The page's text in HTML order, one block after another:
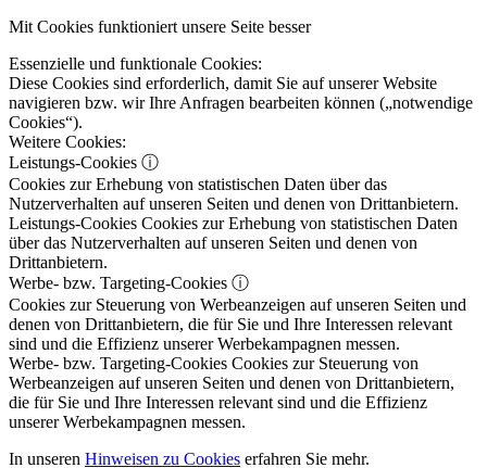
Mit Cookies funktioniert unsere Seite besser
Essenzielle und funktionale Cookies:
Diese Cookies sind erforderlich, damit Sie auf unserer Website
navigieren bzw. wir Ihre Anfragen bearbeiten können („notwendige
Cookies“).
Weitere Cookies:
Leistungs-Cookies ⓘ
Cookies zur Erhebung von statistischen Daten über das
Nutzerverhalten auf unseren Seiten und denen von Drittanbietern.
Leistungs-Cookies Cookies zur Erhebung von statistischen Daten
über das Nutzerverhalten auf unseren Seiten und denen von
Drittanbietern.
Werbe- bzw. Targeting-Cookies ⓘ
Cookies zur Steuerung von Werbeanzeigen auf unseren Seiten und
denen von Drittanbietern, die für Sie und Ihre Interessen relevant
sind und die Effizienz unserer Werbekampagnen messen.
Werbe- bzw. Targeting-Cookies Cookies zur Steuerung von
Werbeanzeigen auf unseren Seiten und denen von Drittanbietern,
die für Sie und Ihre Interessen relevant sind und die Effizienz
unserer Werbekampagnen messen.
In unseren Hinweisen zu Cookies erfahren Sie mehr.